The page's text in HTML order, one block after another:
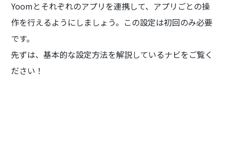
Yoomとそれぞれのアプリを連携して、アプリごとの操
作を行えるようにしましょう。この設定は初回のみ必要
です。
先ずは、基本的な設定方法を解説しているナビをご覧く
ださい！